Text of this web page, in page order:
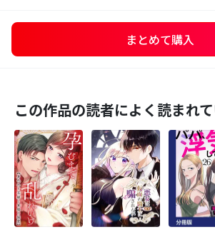
まとめて購入
この作品の読者によく読まれ